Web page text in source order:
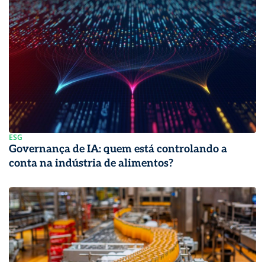
ESG
Governança de IA: quem está controlando a
conta na indústria de alimentos?